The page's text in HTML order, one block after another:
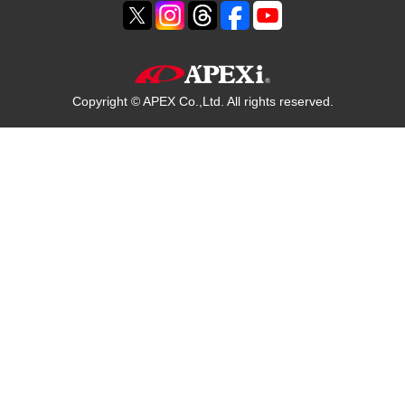
Copyright © APEX Co.,Ltd. All rights reserved.